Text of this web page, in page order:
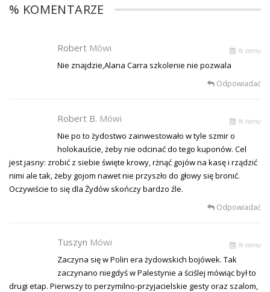
% KOMENTARZE
Robert Mówi % temu
Nie znajdzie,Alana Carra szkolenie nie pozwala
Odpowiadać
Robert B. Mówi % temu
Nie po to żydostwo zainwestowało w tyle szmir o
holokauście, żeby nie odcinać do tego kuponów. Cel
jest jasny: zrobić z siebie święte krowy, rżnąć gojów na kasę i rządzić
nimi ale tak, żeby gojom nawet nie przyszło do głowy się bronić.
Oczywiście to się dla Żydów skończy bardzo źle.
Odpowiadać
Tuszyn Mówi % temu
Zaczyna się w Polin era żydowskich bojówek. Tak
zaczynano niegdyś w Palestynie a ściślej mówiąc był to
drugi etap. Pierwszy to perzymilno-przyjacielskie gesty oraz szalom,